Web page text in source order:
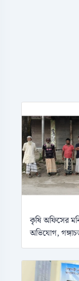
কৃষি অফিসের
অভিযোগ,